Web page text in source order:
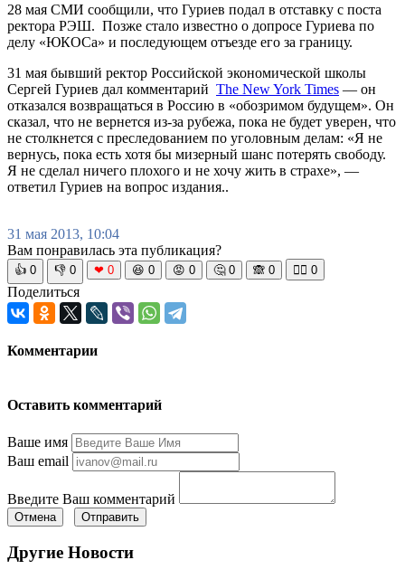
28 мая СМИ сообщили, что Гуриев подал в отставку с поста
ректора РЭШ. Позже стало известно о допросе Гуриева по
делу «ЮКОСа» и последующем отъезде его за границу.
31 мая бывший ректор Российской экономической школы
Сергей Гуриев дал комментарий The New York Times — он
отказался возвращаться в Россию в «обозримом будущем». Он
сказал, что не вернется из-за рубежа, пока не будет уверен, что
не столкнется с преследованием по уголовным делам: «Я не
вернусь, пока есть хотя бы мизерный шанс потерять свободу.
Я не сделал ничего плохого и не хочу жить в страхе», —
ответил Гуриев на вопрос издания..
31 мая 2013, 10:04
Вам понравилась эта публикация?
👍 0 👎 0 ❤ 0 😆 0 😡 0 🤔 0 🙈 0 🧘‍♀️ 0
Поделиться
Комментарии
Оставить комментарий
Ваше имя
Ваш email
Введите Ваш комментарий
Отмена Отправить
Другие Новости